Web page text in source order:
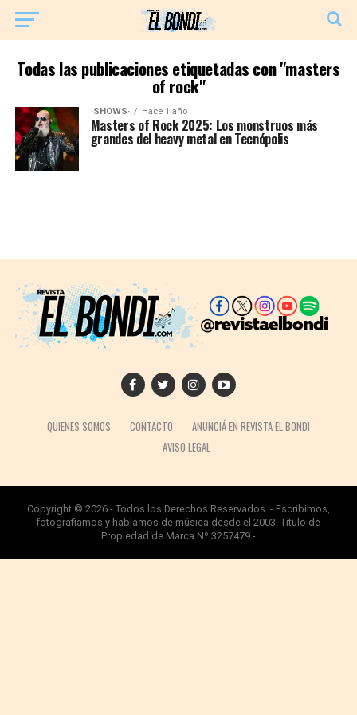
Todas las publicaciones etiquetadas con "masters
of rock"
·SHOWS· Hace 1 año
Masters of Rock 2025: Los monstruos más
grandes del heavy metal en Tecnópolis
QUIENES SOMOS CONTACTO
ANUNCIÁ EN REVISTA EL BONDI
AVISO LEGAL
Copyright © 2026 - Todos los Derechos Reservados. - Escribimos,
fotografiamos y hablamos de música desde el 2003. Título de
Propiedad de Marca Nº 3257479.-